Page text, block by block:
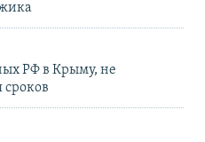
РФ в Крыму, не
сроков